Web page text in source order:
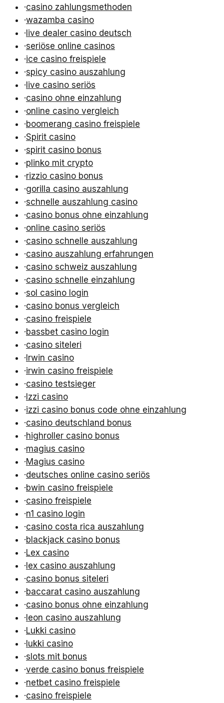
·casino zahlungsmethoden
·wazamba casino
· live dealer casino deutsch
·seriöse online casinos
·ice casino freispiele
·spicy casino auszahlung
· live casino seriös
·casino ohne einzahlung
·online casino vergleich
·boomerang casino freispiele
·Spirit casino
·spirit casino bonus
·plinko mit crypto
·rizzio casino bonus
·gorilla casino auszahlung
·schnelle auszahlung casino
·casino bonus ohne einzahlung
·online casino seriös
·casino schnelle auszahlung
·casino auszahlung erfahrungen
·casino schweiz auszahlung
·casino schnelle einzahlung
·sol casino login
·casino bonus vergleich
·casino freispiele
·bassbet casino login
·casino siteleri
· Irwin casino
·irwin casino freispiele
·casino testsieger
· Izzi casino
·izzi casino bonus code ohne einzahlung
·casino deutschland bonus
·highroller casino bonus
·magius casino
·Magius casino
·deutsches online casino seriös
·bwin casino freispiele
·casino freispiele
·n1 casino login
·casino costa rica auszahlung
·blackjack casino bonus
·Lex casino
· lex casino auszahlung
·casino bonus siteleri
·baccarat casino auszahlung
·casino bonus ohne einzahlung
· leon casino auszahlung
·Lukki casino
· lukki casino
·slots mit bonus
·verde casino bonus freispiele
·netbet casino freispiele
·casino freispiele